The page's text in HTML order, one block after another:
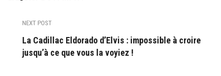
NEXT POST
La Cadillac Eldorado d’Elvis : impossible à croire
jusqu’à ce que vous la voyiez !